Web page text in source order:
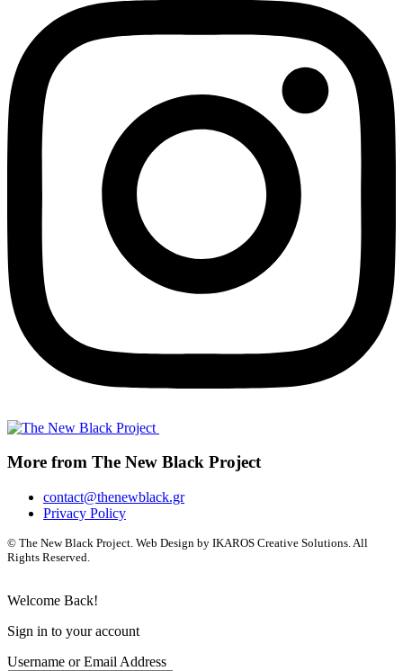
More from The New Black Project
contact@thenewblack.gr
Privacy Policy
© The New Black Project. Web Design by IKAROS Creative Solutions. All
Rights Reserved.
Welcome Back!
Sign in to your account
Username or Email Address